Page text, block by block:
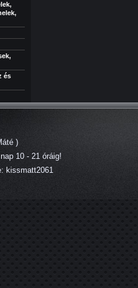
és
)
10 - 21 óráig!
kissmatt2061